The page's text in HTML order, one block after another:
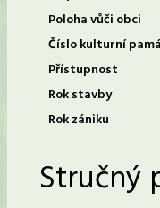
Poloha vůči obci
Číslo kulturní
Přístupnost
Rok stavby
Rok zániku
Stručný